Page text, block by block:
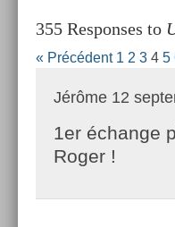
355 Responses to
« Précédent 1 2 3 4 5
Jérôme 12
1er échange
Roger !